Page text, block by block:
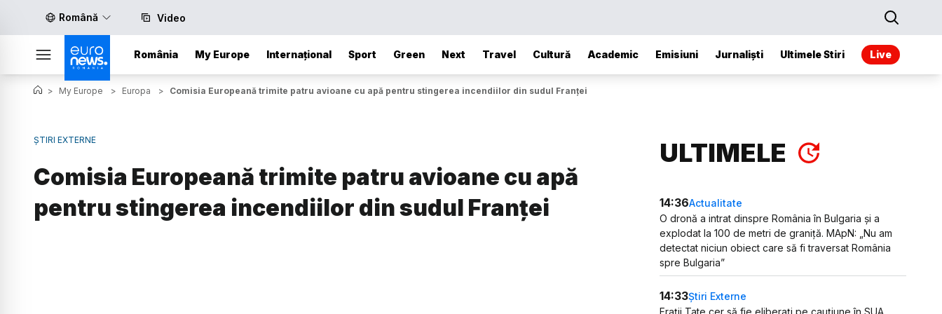
Română Video
România My Europe Internațional Sport Green Next Travel Cultură Academic Emisiuni Jurnaliști Ultimele Stiri Live
> My Europe > Europa > Comisia Europeană trimite patru avioane cu apă pentru stingerea incendiilor din sudul Franței
ȘTIRI EXTERNE
Comisia Europeană trimite patru avioane cu apă
pentru stingerea incendiilor din sudul Franței
ULTIMELE
14:36Actualitate
O dronă a intrat dinspre România în Bulgaria și a
explodat la 100 de metri de graniță. MApN: „Nu am
detectat niciun obiect care să fi traversat România
spre Bulgaria”
14:33Știri Externe
Frații Tate cer să fie eliberați pe cauțiune în SUA.